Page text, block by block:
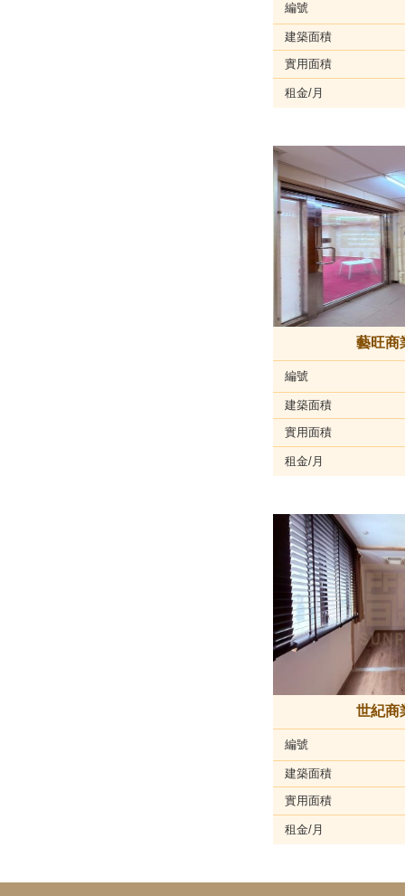
編號
建築面積
實用面積
租金/月
藝旺商
編號
建築面積
實用面積
租金/月
世紀商
編號
建築面積
實用面積
租金/月